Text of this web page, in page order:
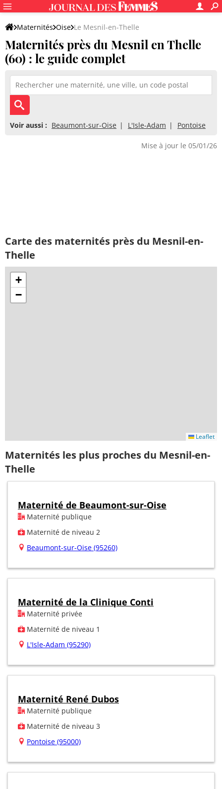
Maternités Oise Le Mesnil-en-Thelle
Maternités près du Mesnil en Thelle
(60) : le guide complet
Voir aussi : Beaumont-sur-Oise L'Isle-Adam Pontoise
Mise à jour le 05/01/26
Carte des maternités près du Mesnil-en-
Thelle
+
−
Leaflet
Maternités les plus proches du Mesnil-en-
Thelle
Maternité de Beaumont-sur-Oise
Maternité publique
Maternité de niveau 2
Beaumont-sur-Oise (95260)
Maternité de la Clinique Conti
Maternité privée
Maternité de niveau 1
L'Isle-Adam (95290)
Maternité René Dubos
Maternité publique
Maternité de niveau 3
Pontoise (95000)